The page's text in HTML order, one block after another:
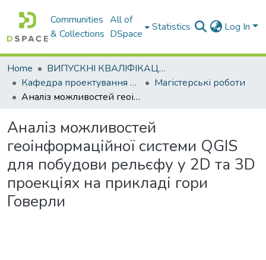
Communities
& Collections
All of
DSpace
Statistics Log In
Home
ВИПУСКНІ КВАЛІФІКАЦІЙНІ РОБОТИ
Кафедра проектування доріг, геодезії і землеустрою
Магістерські роботи
Аналіз можливостей геоінформаційної системи QGIS для побудови рельєфу у 2D та 3D проекціях на прикладі гори Говерли
Аналіз можливостей
геоінформаційної системи QGIS
для побудови рельєфу у 2D та 3D
проекціях на прикладі гори
Говерли